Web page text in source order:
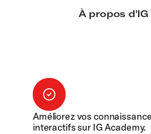
Améliorez vos
interactifs sur IG Academy.